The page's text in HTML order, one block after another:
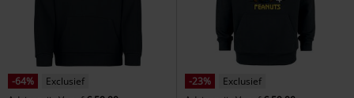
-64%
Exclusief
-23%
Exclusief